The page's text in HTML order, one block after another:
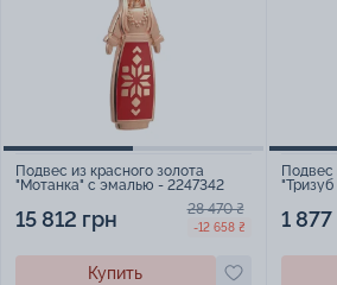
Подвес из красного золота
"Мотанка" с эмалью - 2247342
15 812 грн 28 470 ₴
-12 658 ₴
Купить
Подвес
1 877